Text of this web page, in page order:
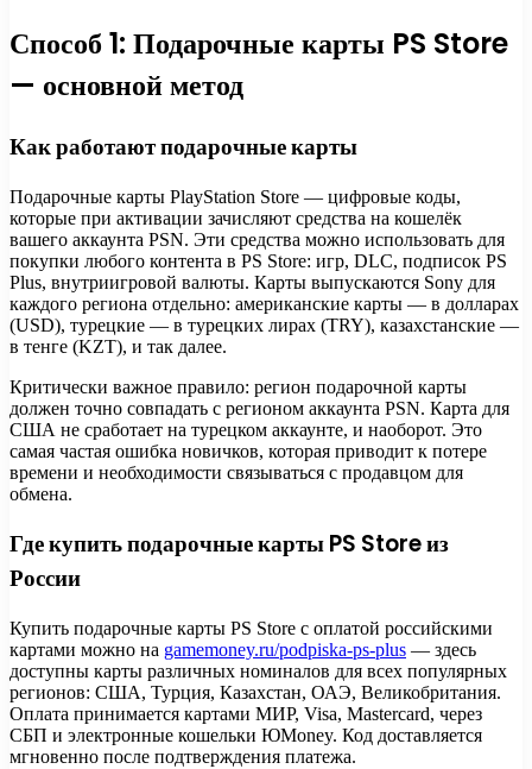
Способ 1: Подарочные карты PS Store
— основной метод
Как работают подарочные карты
Подарочные карты PlayStation Store — цифровые коды,
которые при активации зачисляют средства на кошелёк
вашего аккаунта PSN. Эти средства можно использовать для
покупки любого контента в PS Store: игр, DLC, подписок PS
Plus, внутриигровой валюты. Карты выпускаются Sony для
каждого региона отдельно: американские карты — в долларах
(USD), турецкие — в турецких лирах (TRY), казахстанские —
в тенге (KZT), и так далее.
Критически важное правило: регион подарочной карты
должен точно совпадать с регионом аккаунта PSN. Карта для
США не сработает на турецком аккаунте, и наоборот. Это
самая частая ошибка новичков, которая приводит к потере
времени и необходимости связываться с продавцом для
обмена.
Где купить подарочные карты PS Store из
России
Купить подарочные карты PS Store с оплатой российскими
картами можно на gamemoney.ru/podpiska-ps-plus — здесь
доступны карты различных номиналов для всех популярных
регионов: США, Турция, Казахстан, ОАЭ, Великобритания.
Оплата принимается картами МИР, Visa, Mastercard, через
СБП и электронные кошельки ЮMoney. Код доставляется
мгновенно после подтверждения платежа.